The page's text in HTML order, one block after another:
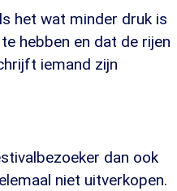
het wat minder druk is
hebben en dat de rijen
iemand zijn
dan ook
niet uitverkopen.